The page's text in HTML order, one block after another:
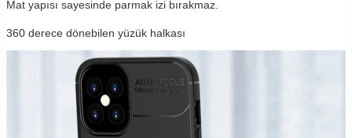
Mat yapısı sayesinde parmak izi bırakmaz.
360 derece dönebilen yüzük halkası